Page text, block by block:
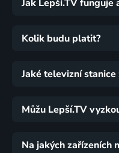
Jak Lepší.TV funguje
Kolik budu platit?
Jaké televizní stanice
Můžu Lepší.TV
Na jakých zařízeních